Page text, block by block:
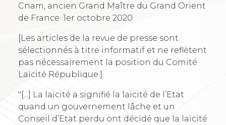
Cnam, ancien Grand Maître du Grand Orient
de France. 1er octobre 2020
[Les articles de la revue de presse sont
sélectionnés à titre informatif et ne reflètent
pas nécessairement la position du Comité
Laïcité République.]
"[...] La laïcité a signifié la laïcité de l’Etat
quand un gouvernement lâche et un
Conseil d’Etat perdu ont décidé que la laïcité